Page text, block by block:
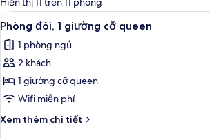
thể
dùng
để
lọc
tìm
phòng
Xem
tất
cả
ảnh
Phòng
đôi,
1
giường
Phòng đôi,
4
Phòng đôi, 1 giường cỡ queen
1 phòng ngủ
2 khách
1 giường cỡ queen
Wifi miễn phí
Xem thêm chi tiết
Chi